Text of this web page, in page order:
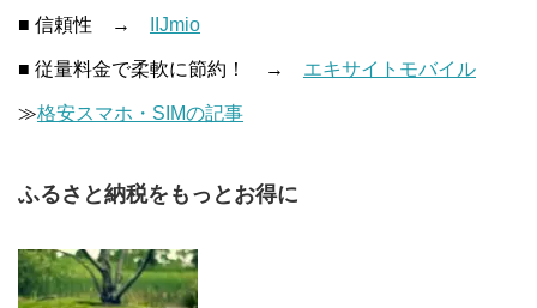
■ 信頼性 → IIJmio
■ 従量料金で柔軟に節約！ → エキサイトモバイル
≫格安スマホ・SIMの記事
ふるさと納税をもっとお得に